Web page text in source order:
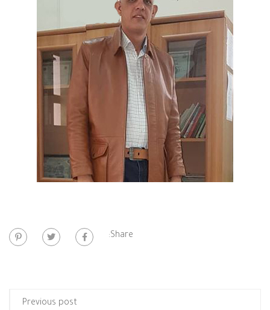
Share:
Previous post